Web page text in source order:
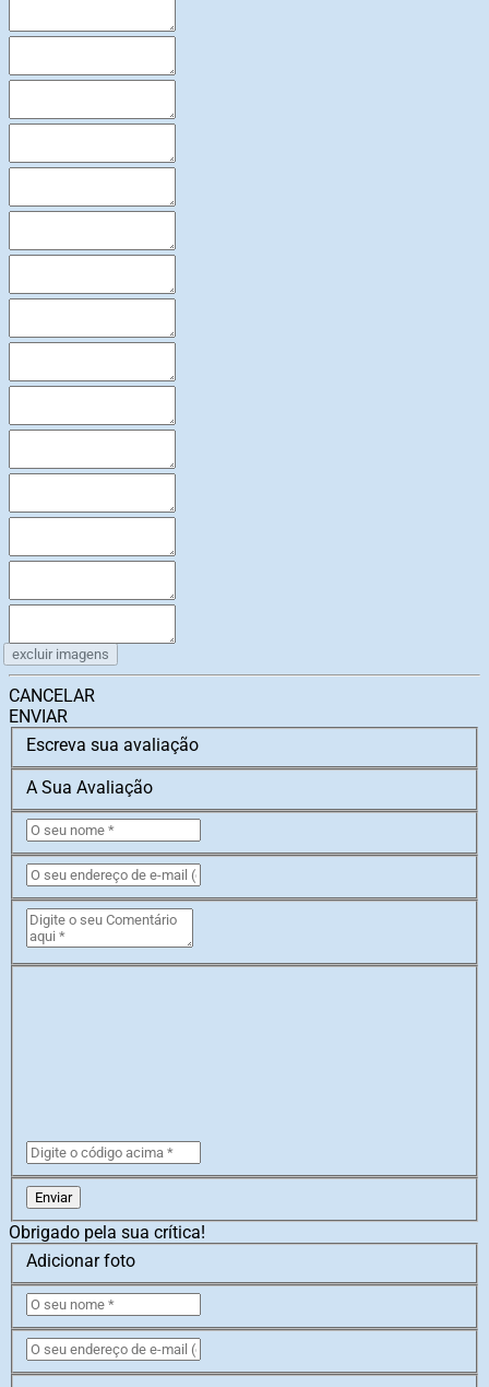
excluir imagens
CANCELAR
ENVIAR
Escreva sua avaliação
A Sua Avaliação
Enviar
Obrigado pela sua crítica!
Adicionar foto